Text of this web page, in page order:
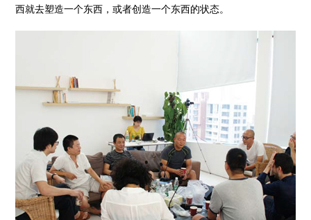
西就去塑造一个东西，或者创造一个东西的状态。